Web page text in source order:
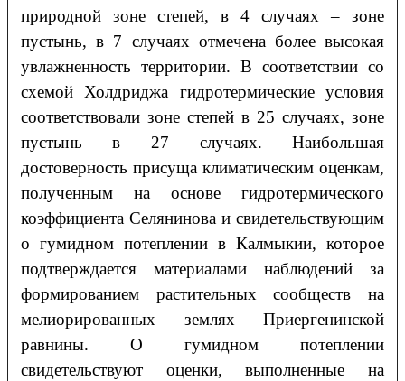
природной зоне степей, в 4 случаях – зоне
пустынь, в 7 случаях отмечена более высокая
увлажненность территории. В соответствии со
схемой Холдриджа гидротермические условия
соответствовали зоне степей в 25 случаях, зоне
пустынь в 27 случаях. Наибольшая
достоверность присуща климатическим оценкам,
полученным на основе гидротермического
коэффициента Селянинова и свидетельствующим
о гумидном потеплении в Калмыкии, которое
подтверждается материалами наблюдений за
формированием растительных сообществ на
мелиорированных землях Приергенинской
равнины. О гумидном потеплении
свидетельствуют оценки, выполненные на